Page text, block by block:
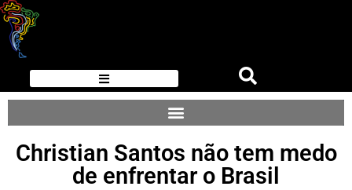
Christian Santos não tem medo
de enfrentar o Brasil